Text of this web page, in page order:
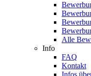
Alle
Info
FAQ
Kontakt
Infos